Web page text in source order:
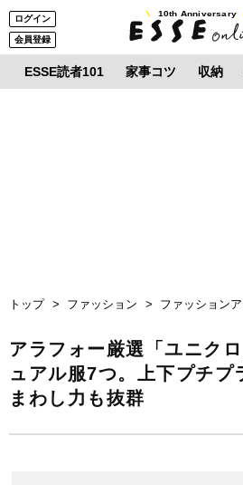
ログイン
会員登録
10th Anniversary
ESSE読者101 家事コツ 収納
トップ ファッション ファッション
アラフォー厳選「ユニク
ュアル服7つ。上下プチプ
まわし力も抜群